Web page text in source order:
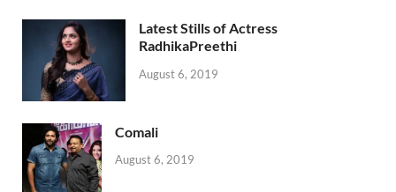
Latest Stills of Actress
RadhikaPreethi
August 6, 2019
Comali
August 6, 2019